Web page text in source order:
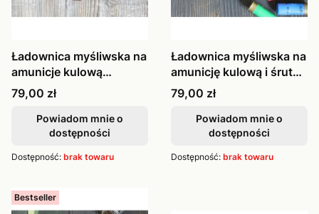
Ładownica myśliwska na
amunicje kulową
skórzana brąz
Cena
79,00 zł
Powiadom mnie o
dostępności
Dostępność: brak towaru
Ładownica myśliwska na
amunicję kulową i śrut
skór
Cena
79,00 zł
Powiadom mnie o
dostępności
Dostępność: brak towaru
Bestseller